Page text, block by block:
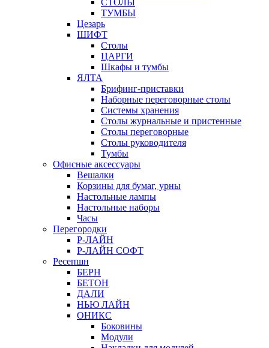
СТОЛЫ
ТУМБЫ
Цезарь
ШИФТ
Столы
ЦАРГИ
Шкафы и тумбы
ЯЛТА
Брифинг-приставки
Наборные переговорные столы
Системы хранения
Столы журнальные и пристенные
Столы переговорные
Столы руководителя
Тумбы
Офисные аксессуары
Вешалки
Корзины для бумаг, урны
Настольные лампы
Настольные наборы
Часы
Перегородки
Р-ЛАЙН
Р-ЛАЙН СОФТ
Ресепшн
БЕРН
БЕТОН
ДАЛИ
НЬЮ ЛАЙН
ОНИКС
Боковины
Модули